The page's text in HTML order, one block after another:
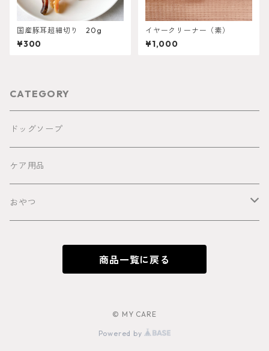
国産豚耳超細切り 20g
¥300
イヤークリーナー（素）
¥1,000
CATEGORY
ドッグソープ
ケア用品
おやつ
商品一覧に戻る
© MY CARE
Powered by